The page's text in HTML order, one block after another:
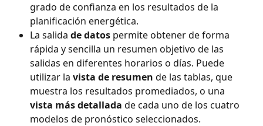
grado de confianza en los resultados de la
planificación energética.
La salida de datos permite obtener de forma
rápida y sencilla un resumen objetivo de las
salidas en diferentes horarios o días. Puede
utilizar la vista de resumen de las tablas, que
muestra los resultados promediados, o una
vista más detallada de cada uno de los cuatro
modelos de pronóstico seleccionados.